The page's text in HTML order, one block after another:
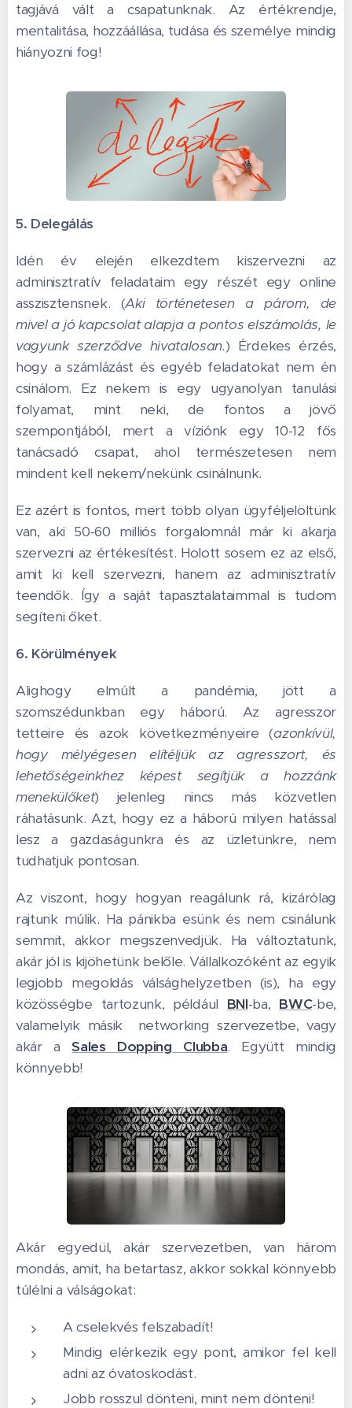
tagjává vált a csapatunknak. Az értékrendje,
mentalitása, hozzáállása, tudása és személye mindig
hiányozni fog!
5. Delegálás
Idén év elején elkezdtem kiszervezni az
adminisztratív feladataim egy részét egy online
asszisztensnek. (Aki történetesen a párom, de
mivel a jó kapcsolat alapja a pontos elszámolás, le
vagyunk szerződve hivatalosan.) Érdekes érzés,
hogy a számlázást és egyéb feladatokat nem én
csinálom. Ez nekem is egy ugyanolyan tanulási
folyamat, mint neki, de fontos a jövő
szempontjából, mert a víziónk egy 10-12 fős
tanácsadó csapat, ahol természetesen nem
mindent kell nekem/nekünk csinálnunk.
Ez azért is fontos, mert több olyan ügyféljelöltünk
van, aki 50-60 milliós forgalomnál már ki akarja
szervezni az értékesítést. Holott sosem ez az első,
amit ki kell szervezni, hanem az adminisztratív
teendők. Így a saját tapasztalataimmal is tudom
segíteni őket.
6. Körülmények
Alighogy elmúlt a pandémia, jött a
szomszédunkban egy háború. Az agresszor
tetteire és azok következményeire (azonkívül,
hogy mélyégesen elítéljük az agresszort, és
lehetőségeinkhez képest segítjük a hozzánk
menekülőket) jelenleg nincs más közvetlen
ráhatásunk. Azt, hogy ez a háború milyen hatással
lesz a gazdaságunkra és az üzletünkre, nem
tudhatjuk pontosan.
Az viszont, hogy hogyan reagálunk rá, kizárólag
rajtunk múlik. Ha pánikba esünk és nem csinálunk
semmit, akkor megszenvedjük. Ha változtatunk,
akár jól is kijöhetünk belőle. Vállalkozóként az egyik
legjobb megoldás válsághelyzetben (is), ha egy
közösségbe tartozunk, például BNI-ba, BWC-be,
valamelyik másik networking szervezetbe, vagy
akár aSales Dopping Clubba. Együtt mindig
könnyebb!
Akár egyedül, akár szervezetben, van három
mondás, amit, ha betartasz, akkor sokkal könnyebb
túlélni a válságokat:
A cselekvés felszabadít!
Mindig elérkezik egy pont, amikor fel kell
adni az óvatoskodást.
Jobb rosszul dönteni, mint nem dönteni!